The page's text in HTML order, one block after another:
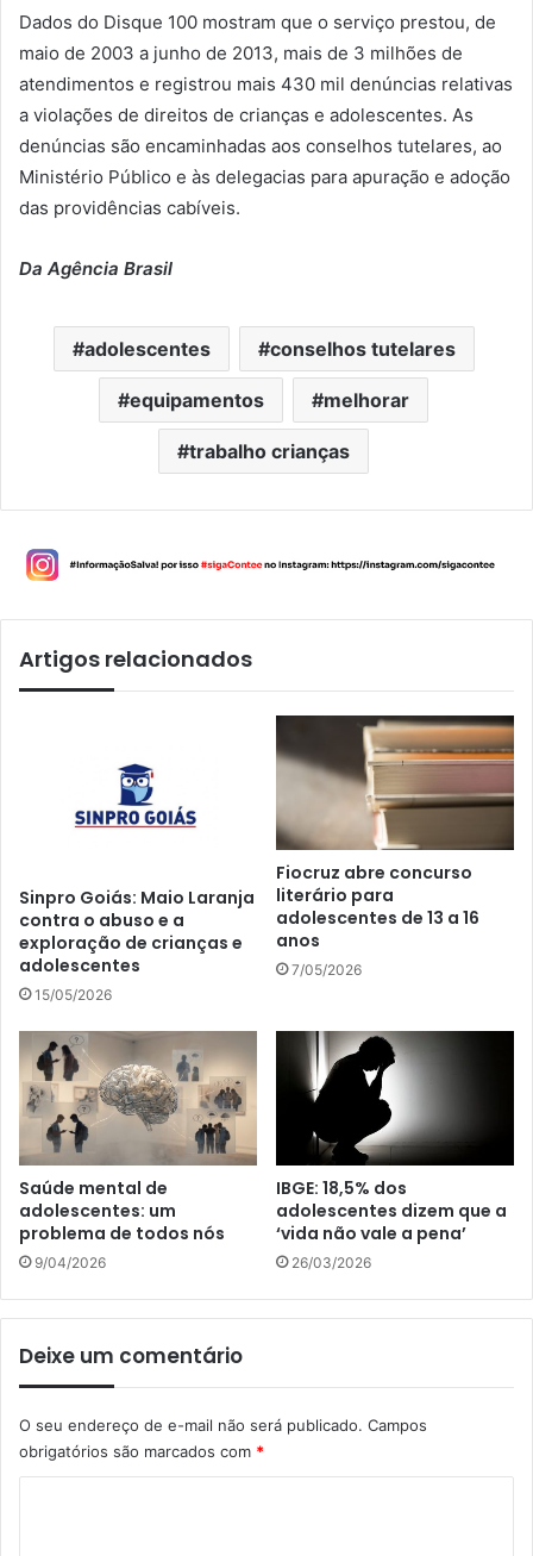
Dados do Disque 100 mostram que o serviço prestou, de
maio de 2003 a junho de 2013, mais de 3 milhões de
atendimentos e registrou mais 430 mil denúncias relativas
a violações de direitos de crianças e adolescentes. As
denúncias são encaminhadas aos conselhos tutelares, ao
Ministério Público e às delegacias para apuração e adoção
das providências cabíveis.
Da Agência Brasil
adolescentes conselhos tutelares
equipamentos melhorar
trabalho crianças
Artigos relacionados
Sinpro Goiás: Maio Laranja
contra o abuso e a
exploração de crianças e
adolescentes
15/05/2026
Fiocruz abre concurso
literário para
adolescentes de 13 a 16
anos
7/05/2026
Saúde mental de
adolescentes: um
problema de todos nós
9/04/2026
IBGE: 18,5% dos
adolescentes dizem que a
‘vida não vale a pena’
26/03/2026
Deixe um comentário
O seu endereço de e-mail não será publicado. Campos
obrigatórios são marcados com *